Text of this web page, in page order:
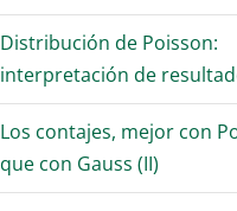
Distribución de Poisson:
interpretación de
Los contajes, mejor con
que con Gauss (II)